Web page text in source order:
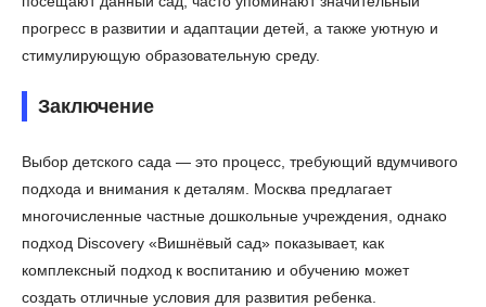
прогресс в развитии и адаптации детей, а также уютную и
стимулирующую образовательную среду.
Заключение
Выбор детского сада — это процесс, требующий вдумчивого
подхода и внимания к деталям. Москва предлагает
многочисленные частные дошкольные учреждения, однако
подход Discovery «Вишнёвый сад» показывает, как
комплексный подход к воспитанию и обучению может
создать отличные условия для развития ребенка.